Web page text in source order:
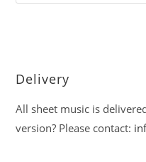
Delivery
All sheet music is
version? Please contact: